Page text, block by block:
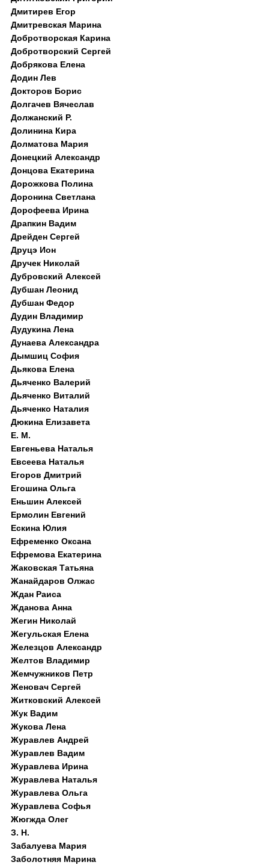
Дмитирев Егор
Дмитревская Марина
Добротворская Карина
Добротворский Сергей
Добрякова Елена
Додин Лев
Докторов Борис
Долгачев Вячеслав
Должанский Р.
Долинина Кира
Долматова Мария
Донецкий Александр
Донцова Екатерина
Дорожкова Полина
Доронина Светлана
Дорофеева Ирина
Драпкин Вадим
Дрейден Сергей
Друцэ Ион
Дручек Николай
Дубровский Алексей
Дубшан Леонид
Дубшан Федор
Дудин Владимир
Дудукина Лена
Дунаева Александра
Дымшиц София
Дьякова Елена
Дьяченко Валерий
Дьяченко Виталий
Дьяченко Наталия
Дюкина Елизавета
Е. М.
Евгеньева Наталья
Евсеева Наталья
Егоров Дмитрий
Егошина Ольга
Еньшин Алексей
Ермолин Евгений
Ескина Юлия
Ефременко Оксана
Ефремова Екатерина
Жаковская Татьяна
Жанайдаров Олжас
Ждан Раиса
Жданова Анна
Жегин Николай
Жегульская Елена
Железцов Александр
Желтов Владимир
Жемчужников Петр
Женовач Сергей
Житковский Алексей
Жук Вадим
Жукова Лена
Журавлев Андрей
Журавлев Вадим
Журавлева Ирина
Журавлева Наталья
Журавлева Ольга
Журавлева Софья
Жюгжда Олег
З. Н.
Забалуева Мария
Заболотняя Марина